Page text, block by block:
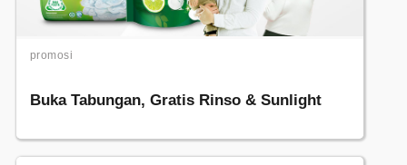
promosi
Buka Tabungan, Gratis Rinso & Sunlight